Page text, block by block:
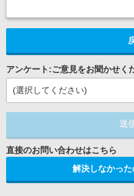
アンケート:ご意見をお聞かせく
(選択してください)
送
解決しなかっ